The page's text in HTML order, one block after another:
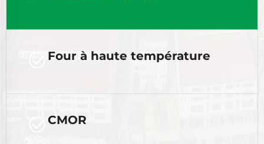
Four à haute température
CMOR